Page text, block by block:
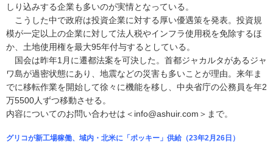
しり込みする企業も多いのが実情となっている。
こうした中で政府は投資企業に対する厚い優遇策を発表。投資規
模が一定以上の企業に対して法人税やインフラ使用税を免除するほ
か、土地使用権を最大95年付与するとしている。
国会は昨年1月に遷都法案を可決した。首都ジャカルタがあるジャ
ワ島が過密状態にあり、地震などの災害も多いことが理由。来年ま
でに移転作業を開始して徐々に機能を移し、中央省庁の公務員を年2
万5500人ずつ移動させる。
内容についてのお問い合わせは＜info@ashuir.com＞まで。
グリコが新工場稼働、域内・北米に「ポッキー」供給（23年2月26日）